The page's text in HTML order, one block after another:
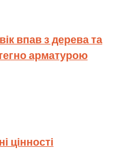
впав з дерева та
арматурою
цінності